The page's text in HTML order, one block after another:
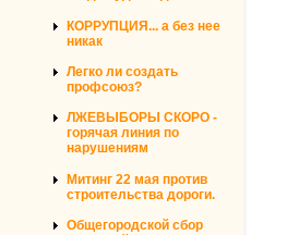
КОРРУПЦИЯ... а без нее
никак
Легко ли создать
профсоюз?
ЛЖЕВЫБОРЫ СКОРО -
горячая линия по
нарушениям
Митинг 22 мая против
строительства дороги.
Общегородской сбор